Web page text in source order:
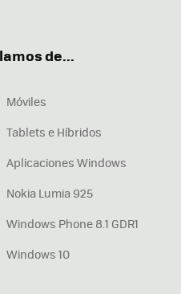
de...
Móviles
Tablets e Híbridos
Aplicaciones Windows
Nokia Lumia 925
Windows Phone 8.1 GDR1
Windows 10